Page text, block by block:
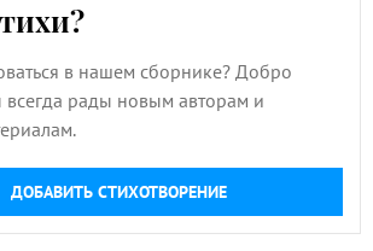
в нашем сборнике? Добро
рады новым авторам и
ДОБАВИТЬ СТИХОТВОРЕНИЕ